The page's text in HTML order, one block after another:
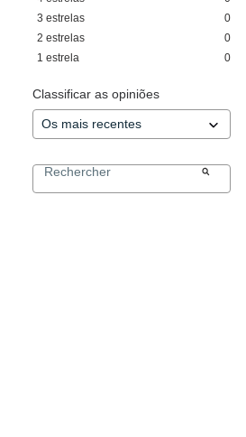
3 estrelas
0
2 estrelas
0
1 estrela 0
Classificar as opiniões